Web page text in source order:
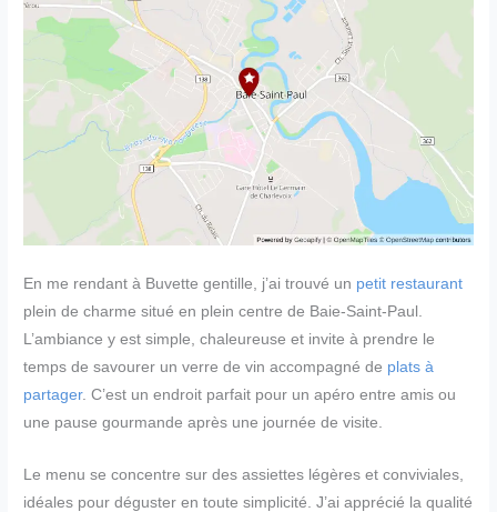
En me rendant à Buvette gentille, j’ai trouvé un petit restaurant
plein de charme situé en plein centre de Baie-Saint-Paul.
L’ambiance y est simple, chaleureuse et invite à prendre le
temps de savourer un verre de vin accompagné de plats à
partager. C’est un endroit parfait pour un apéro entre amis ou
une pause gourmande après une journée de visite.
Le menu se concentre sur des assiettes légères et conviviales,
idéales pour déguster en toute simplicité. J’ai apprécié la qualité